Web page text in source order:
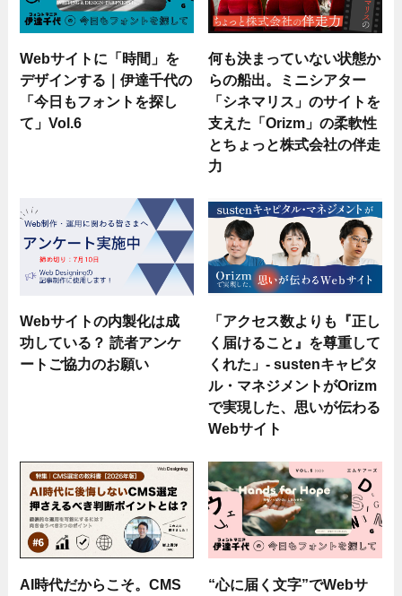
Webサイトに「時間」を
デザインする｜伊達千代の
「今日もフォントを探し
て」Vol.6
何も決まっていない状態か
らの船出。ミニシアター
「シネマリス」のサイトを
支えた「Orizm」の柔軟性
とちょっと株式会社の伴走
力
Webサイトの内製化は成
功している？ 読者アンケ
ートご協力のお願い
「アクセス数よりも『正し
く届けること』を尊重して
くれた」- sustenキャピタ
ル・マネジメントがOrizm
で実現した、思いが伝わる
Webサイト
AI時代だからこそ。CMS
“心に届く文字”でWebサ